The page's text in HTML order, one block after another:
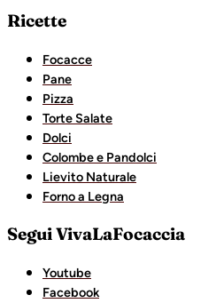
Ricette
Focacce
Pane
Pizza
Torte Salate
Dolci
Colombe e Pandolci
Lievito Naturale
Forno a Legna
Segui VivaLaFocaccia
Youtube
Facebook